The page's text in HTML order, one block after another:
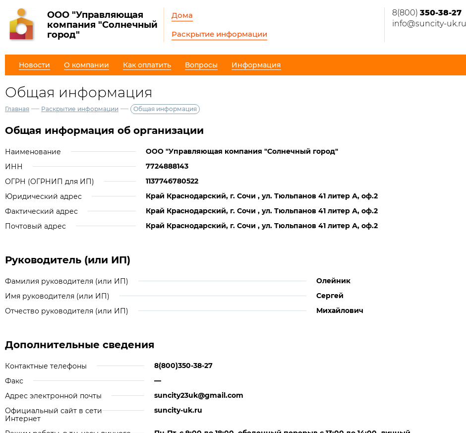
ООО "Управляющая
компания "Солнечный
город"
Дома
Раскрытие информации
8(800) 350-38-27
info@suncity-uk.ru
Новости О компании Как оплатить Вопросы Информация
Общая информация
Главная — Раскрытие информации — Общая информация
Общая информация об организации
Наименование
ООО "Управляющая компания "Солнечный город"
ИНН
7724888143
ОГРН (ОГРНИП для ИП)
1137746780522
Юридический адрес
Край Краснодарский, г. Сочи , ул. Тюльпанов 41 литер А, оф.2
Фактический адрес
Край Краснодарский, г. Сочи , ул. Тюльпанов 41 литер А, оф.2
Почтовый адрес
Край Краснодарский, г. Сочи , ул. Тюльпанов 41 литер А, оф.2
Руководитель (или ИП)
Фамилия руководителя (или ИП)
Олейник
Имя руководителя (или ИП)
Сергей
Отчество руководителя (или ИП)
Михайлович
Дополнительные сведения
Контактные телефоны
8(800)350-38-27
Факс
—
Адрес электронной почты
suncity23uk@gmail.com
Официальный сайт в сети
Интернет
suncity-uk.ru